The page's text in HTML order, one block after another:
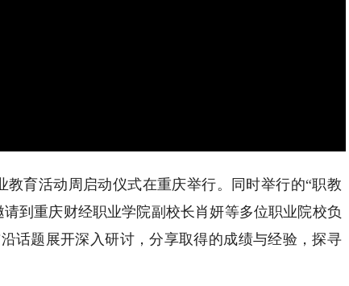
育活动周启动仪式在重庆举行。同时举行的“职教
到重庆财经职业学院副校长肖妍等多位职业院校负
话题展开深入研讨，分享取得的成绩与经验，探寻